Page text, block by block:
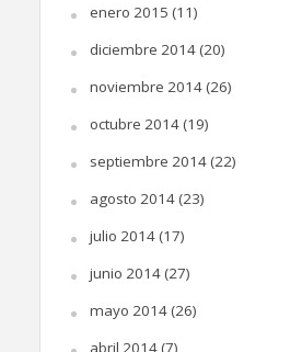
enero 2015 (11)
diciembre 2014(20)
noviembre 2014(26)
octubre 2014(19)
septiembre 2014(22)
agosto 2014(23)
julio 2014(17)
junio 2014(27)
mayo 2014(26)
abril 2014(7)